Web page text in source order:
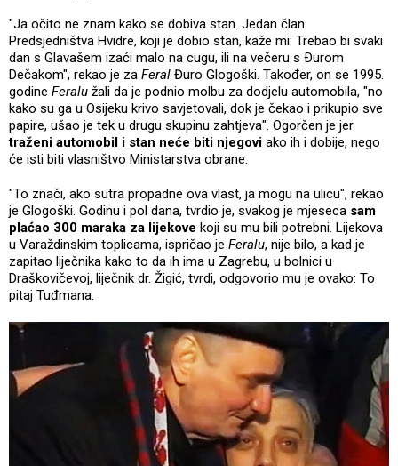
"Ja očito ne znam kako se dobiva stan. Jedan član
Predsjedništva Hvidre, koji je dobio stan, kaže mi: Trebao bi svaki
dan s Glavašem izaći malo na cugu, ili na večeru s Ðurom
Dečakom", rekao je za Feral Đuro Glogoški. Također, on se 1995.
godine Feralu žali da je podnio molbu za dodjelu automobila, "no
kako su ga u Osijeku krivo savjetovali, dok je čekao i prikupio sve
papire, ušao je tek u drugu skupinu zahtjeva". Ogorčen je jer
traženi automobil i stan neće biti njegovi ako ih i dobije, nego
će isti biti vlasništvo Ministarstva obrane.
"To znači, ako sutra propadne ova vlast, ja mogu na ulicu", rekao
je Glogoški. Godinu i pol dana, tvrdio je, svakog je mjeseca sam
plaćao 300 maraka za lijekove koji su mu bili potrebni. Lijekova
u Varaždinskim toplicama, ispričao je Feralu, nije bilo, a kad je
zapitao liječnika kako to da ih ima u Zagrebu, u bolnici u
Draškovičevoj, liječnik dr. Žigić, tvrdi, odgovorio mu je ovako: To
pitaj Tuđmana.